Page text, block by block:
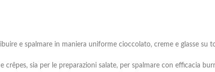
e spalmare in maniera uniforme cioccolato, creme e glasse su
sia per le preparazioni salate, per spalmare con efficacia